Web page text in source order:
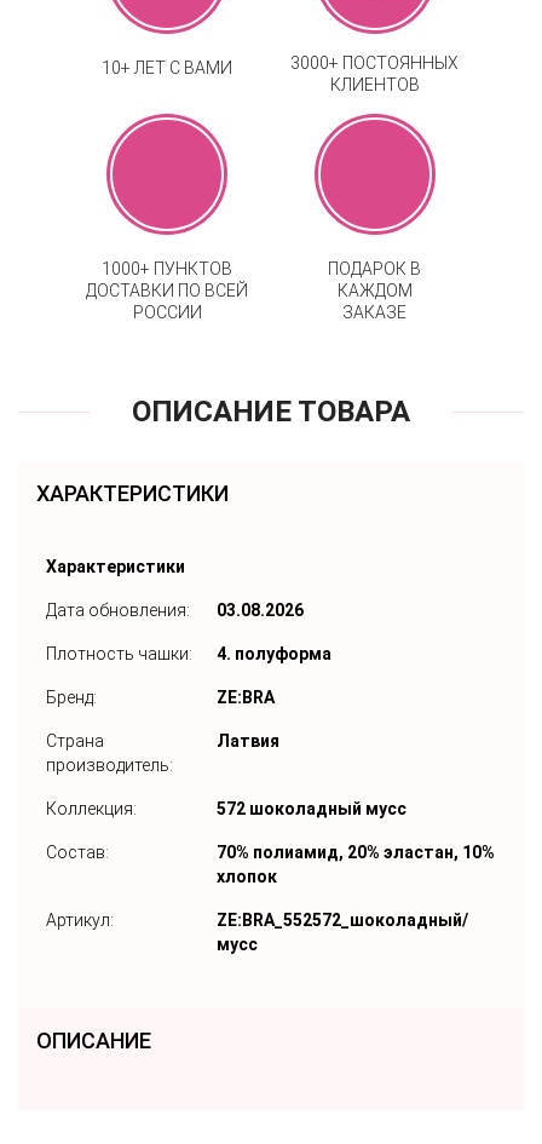
10+ ЛЕТ С ВАМИ
3000+ ПОСТОЯННЫХ
КЛИЕНТОВ
1000+ ПУНКТОВ
ДОСТАВКИ ПО ВСЕЙ
РОССИИ
ПОДАРОК В
КАЖДОМ
ЗАКАЗЕ
ОПИСАНИЕ ТОВАРА
ХАРАКТЕРИСТИКИ
Характеристики
Дата обновления: 03.08.2026
Плотность чашки: 4. полуформа
Бренд: ZE:BRA
Страна
производитель:
Латвия
Коллекция: 572 шоколадный мусс
Состав:
70% полиамид, 20% эластан, 10%
хлопок
Артикул:
ZE:BRA_552572_шоколадный/
мусс
ОПИСАНИЕ